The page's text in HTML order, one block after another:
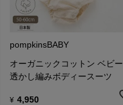
pompkinsBABY
オーガニックコットン ベビー
透かし編みボディースーツ
¥ 4,950